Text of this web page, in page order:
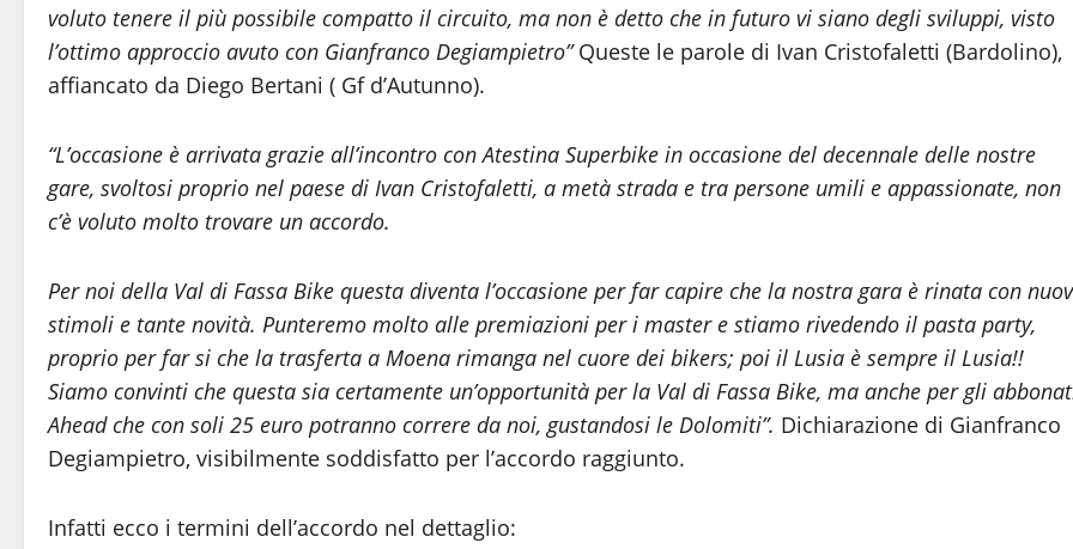
voluto tenere il più possibile compatto il circuito, ma non è detto che in futuro vi siano degli sviluppi, visto
l’ottimo approccio avuto con Gianfranco Degiampietro”Queste le parole di Ivan Cristofaletti (Bardolino),
affiancato da Diego Bertani ( Gf d’Autunno).
“L’occasione è arrivata grazie all’incontro con Atestina Superbike in occasione del decennale delle nostre
gare, svoltosi proprio nel paese di Ivan Cristofaletti, a metà strada e tra persone umili e appassionate, non
c’è voluto molto trovare un accordo.
Per noi della Val di Fassa Bike questa diventa l’occasione per far capire che la nostra gara è rinata con
stimoli e tante novità. Punteremo molto alle premiazioni per i master e stiamo rivedendo il pasta party,
proprio per far si che la trasferta a Moena rimanga nel cuore dei bikers; poi il Lusia è sempre il Lusia!!
Siamo convinti che questa sia certamente un’opportunità per la Val di Fassa Bike, ma anche per gli
Ahead che con soli 25 euro potranno correre da noi, gustandosi le Dolomiti”. Dichiarazione di Gianfranco
Degiampietro, visibilmente soddisfatto per l’accordo raggiunto.
Infatti ecco i termini dell’accordo nel dettaglio: